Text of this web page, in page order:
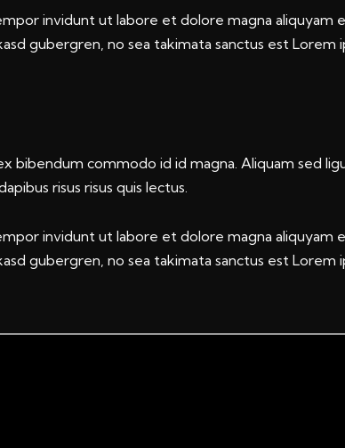
invidunt ut labore et dolore magna aliquyam
gubergren, no sea takimata sanctus est Lorem
bibendum commodo id id magna. Aliquam sed
risus risus quis lectus.
invidunt ut labore et dolore magna aliquyam
gubergren, no sea takimata sanctus est Lorem